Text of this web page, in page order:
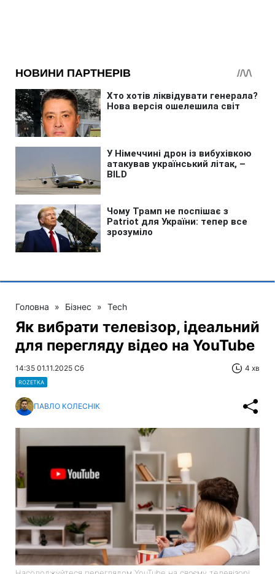
Головна » Бізнес » Tech
Як вибрати телевізор, ідеальний
для перегляду відео на YouTube
14:35 01.11.2025 Сб 4 хв
ROZETKA
ПАВЛО КОЛЕСНІК